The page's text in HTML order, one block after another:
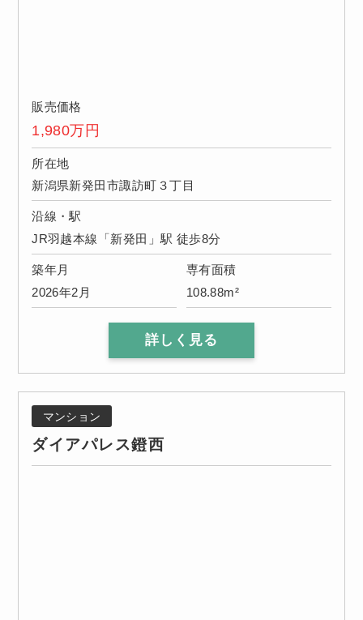
販売価格
1,980万円
所在地
新潟県新発田市諏訪町３丁目
沿線・駅
JR羽越本線「新発田」駅 徒歩8分
築年月
2026年2月
専有面積
108.88m²
詳しく見る
マンション
ダイアパレス鐙西